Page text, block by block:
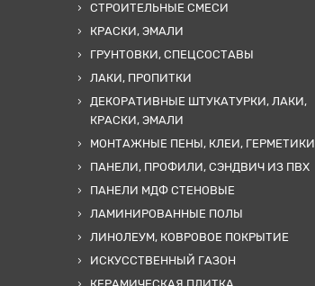
СТРОИТЕЛЬНЫЕ СМЕСИ
КРАСКИ, ЭМАЛИ
ГРУНТОВКИ, СПЕЦСОСТАВЫ
ЛАКИ, ПРОПИТКИ
ДЕКОРАТИВНЫЕ ШТУКАТУРКИ, ЛАКИ,
КРАСКИ, ЭМАЛИ
МОНТАЖНЫЕ ПЕНЫ, КЛЕИ, ГЕРМЕТИКИ
ПАНЕЛИ, ПРОФИЛИ, СЭНДВИЧ ИЗ ПВХ
ПАНЕЛИ МДФ СТЕНОВЫЕ
ЛАМИНИРОВАННЫЕ ПОЛЫ
ЛИНОЛЕУМ, КОВРОВОЕ ПОКРЫТИЕ
ИСКУССТВЕННЫЙ ГАЗОН